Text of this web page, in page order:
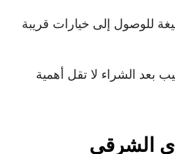
للوصول إلى خيارات قريبة
بعد الشراء لا تقل أهمية